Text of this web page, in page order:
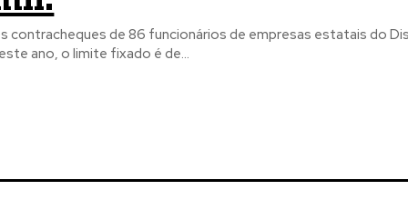
contracheques de 86 funcionários de empresas estatais do
ano, o limite fixado é de...